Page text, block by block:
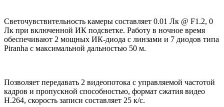
Светочувствительность камеры составляет 0.01 Лк @ F1.2, 0
Лк при включенной ИК подсветке. Работу в ночное время
обеспечивают 2 мощных ИК-диода с линзами и 7 диодов типа
Piranha с максимальной дальностью 50 м.
Позволяет передавать 2 видеопотока с управляемой частотой
кадров и пропускной способностью, формат сжатия видео
H.264, скорость записи составляет 25 к/с.